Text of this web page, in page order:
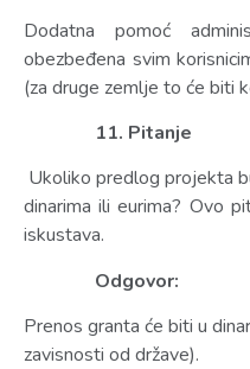
Dodatna pomoć
obezbeđena svim
(za druge zemlje to će biti
11. Pitanje
Ukoliko predlog projekta
dinarima ili eurima? Ovo
iskustava.
Odgovor:
Prenos granta će biti u
zavisnosti od države).